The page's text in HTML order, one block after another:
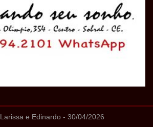
Larissa e Edinardo - 30/04/2026